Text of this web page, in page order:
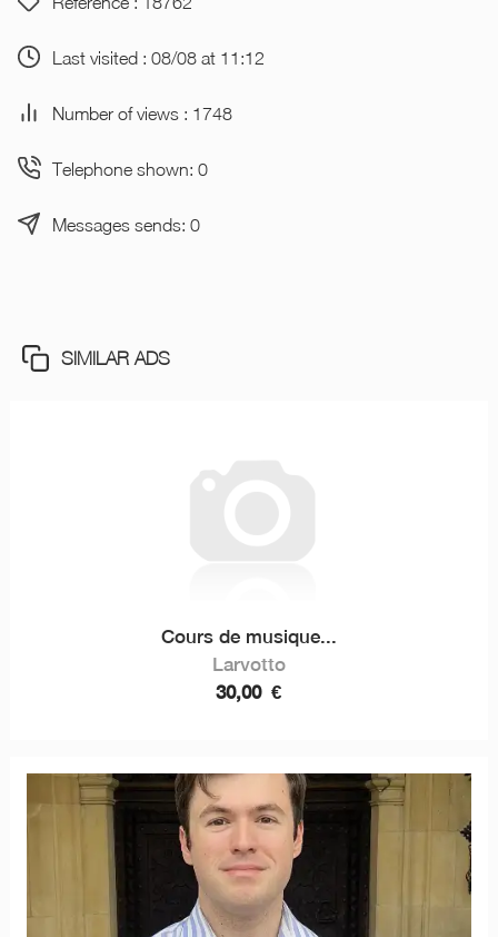
Last visited : 08/08 at 11:12
Number of views : 1748
Telephone shown: 0
Messages sends: 0
SIMILAR ADS
Cours de musique...
Larvotto
30,00 €